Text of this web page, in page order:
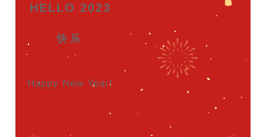
HELLO 2023
快乐
Happy New Year!